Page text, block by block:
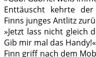
Enttäuscht kehrte
Finns junges Antlitz
»Jetzt lass nicht gleich
Gib mir mal das Handy!«
Finn griff nach dem